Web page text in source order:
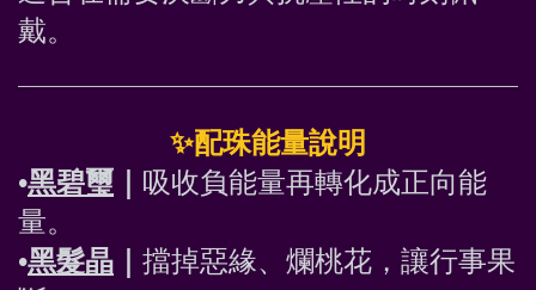
戴。
✨配珠能量說明
•黑碧璽
吸收負能量再轉化成正向能
量。
•黑髮晶
擋掉惡緣、爛桃花，讓行事果